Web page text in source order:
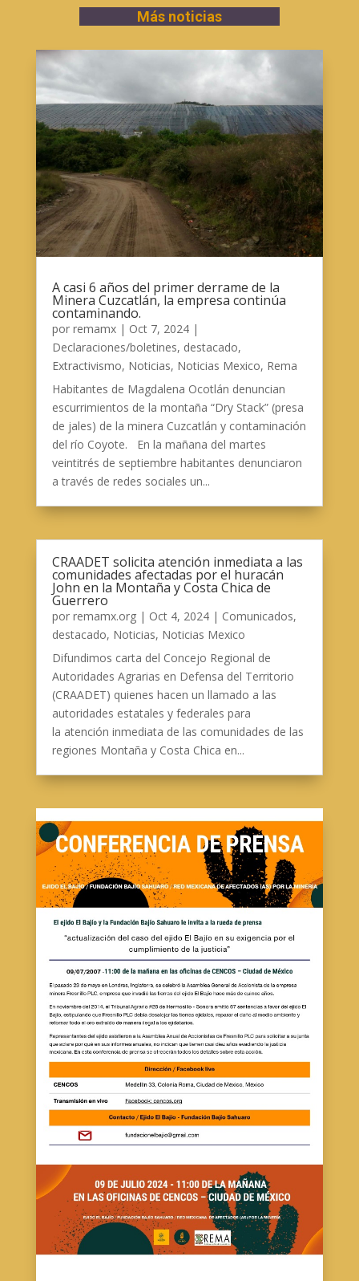
Más noticias
A casi 6 años del primer derrame de la
Minera Cuzcatlán, la empresa continúa
contaminando.
por remamx| Oct 7, 2024|
Declaraciones/boletines, destacado,
Extractivismo, Noticias, Noticias Mexico, Rema
Habitantes de Magdalena Ocotlán denuncian
escurrimientos de la montaña “Dry Stack” (presa
de jales) de la minera Cuzcatlán y contaminación
del río Coyote. En la mañana del martes
veintitrés de septiembre habitantes denunciaron
a través de redes sociales un...
CRAADET solicita atención inmediata a las
comunidades afectadas por el huracán
John en la Montaña y Costa Chica de
Guerrero
por remamx.org| Oct 4, 2024| Comunicados,
destacado, Noticias, Noticias Mexico
Difundimos carta del Concejo Regional de
Autoridades Agrarias en Defensa del Territorio
(CRAADET) quienes hacen un llamado a las
autoridades estatales y federales para
la atención inmediata de las comunidades de las
regiones Montaña y Costa Chica en...